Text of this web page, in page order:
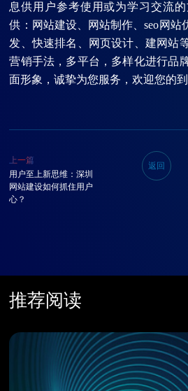
息供用户参考使用或为学习交流
供：网站建设、网站制作、seo网站
发、快速排名、网页设计、建网站
营销手法，多平台，多样化进行品
面形象，诚挚为您服务，欢迎您的到
上一篇
用户至上新思维：深圳
网站建设如何抓住用户
心？
返回
推荐阅读